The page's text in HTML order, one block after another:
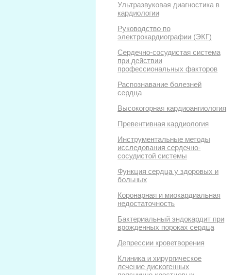
Ультразвуковая диагностика в
кардиологии
Руководство по
электрокардиографии (ЭКГ)
Сердечно-сосудистая система
при действии
профессиональных факторов
Распознавание болезней
сердца
Высокогорная кардиоангиология
Превентивная кардиология
Инструментальные методы
исследования сердечно-
сосудистой системы
Функция сердца у здоровых и
больных
Коронарная и миокардиальная
недостаточность
Бактериальный эндокардит при
врожденных пороках сердца
Депрессии кроветворения
Клиника и хирургическое
лечение дискогенных